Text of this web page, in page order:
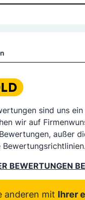
sind uns
wir auf
außer
BEWERTUNGEN
anderen mit Ihrer